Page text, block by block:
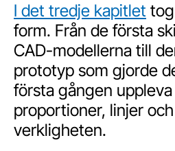
I det tredje kapitlet
form. Från de första
CAD-modellerna till
prototyp som gjorde
första gången
proportioner, linjer
verkligheten.